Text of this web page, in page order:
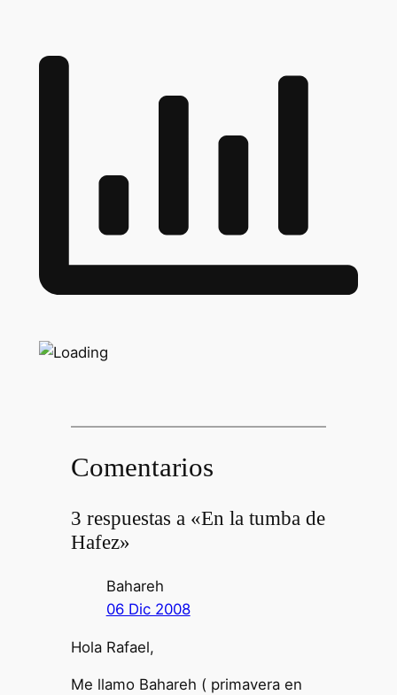
Comentarios
3 respuestas a «En la tumba de
Hafez»
Bahareh
06 Dic 2008
Hola Rafael,
Me llamo Bahareh ( primavera en